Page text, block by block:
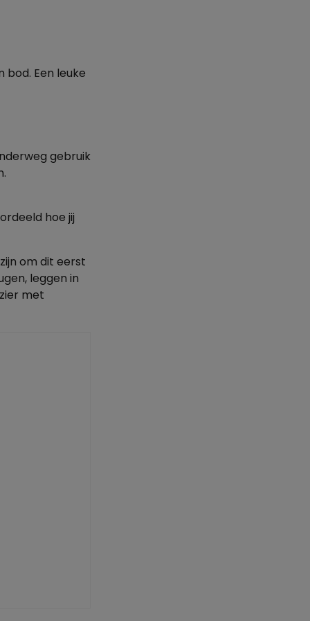
Een leuke
gebruik
hoe jij
om dit eerst
leggen in
met